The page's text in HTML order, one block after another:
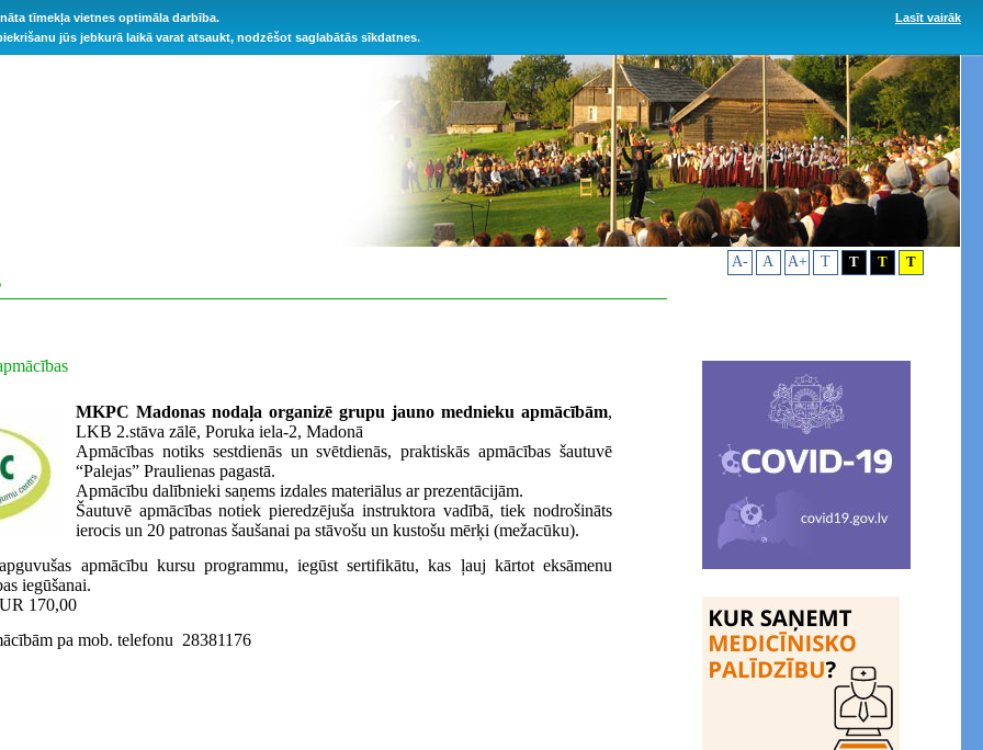
tīmekļa vietnes optimāla darbība.
jūs jebkurā laikā varat atsaukt, nodzēšot saglabātās sīkdatnes.
Lasīt vairāk
MKPC Madonas nodaļa organizē grupu jauno mednieku apmācībām,
LKB 2.stāva zālē, Poruka iela-2, Madonā
Apmācības notiks sestdienās un svētdienās, praktiskās apmācības šautuvē
“Palejas” Praulienas pagastā.
Apmācību dalībnieki saņems izdales materiālus ar prezentācijām.
Šautuvē apmācības notiek pieredzējuša instruktora vadībā, tiek nodrošināts
ierocis un 20 patronas šaušanai pa stāvošu un kustošu mērķi (mežacūku).
apmācību kursu programmu, iegūst sertifikātu, kas ļauj kārtot eksāmenu
iegūšanai.
170,00
pa mob. telefonu 28381176
A- A A+ T T T T